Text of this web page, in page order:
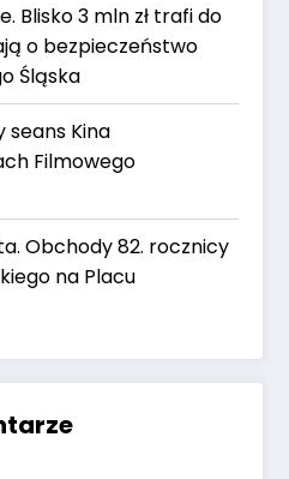
Blisko 3 mln zł trafi do
o bezpieczeństwo
Śląska
seans Kina
Filmowego
Obchody 82. rocznicy
na Placu